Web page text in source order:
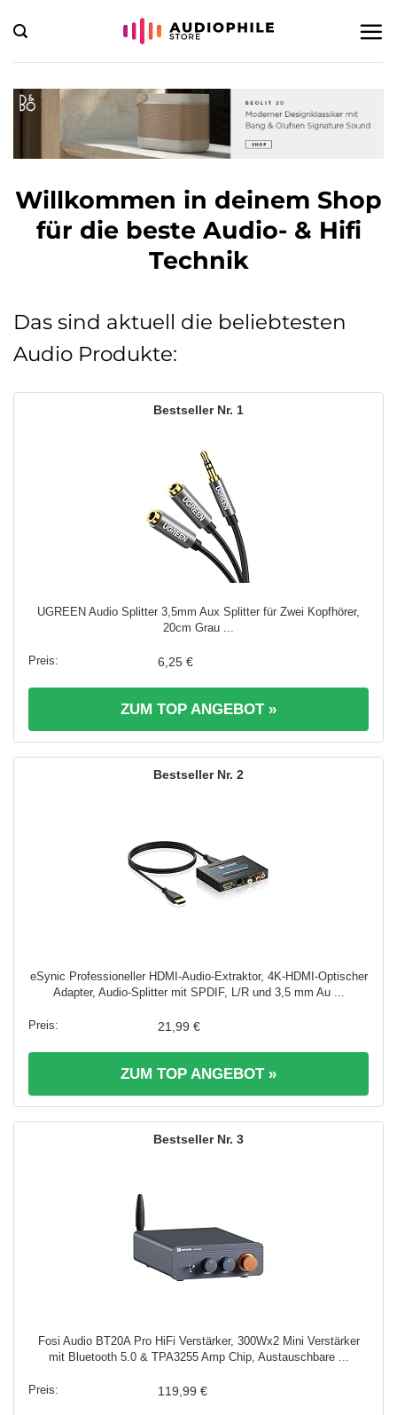
Inhalt
springen
Willkommen in deinem Shop
für die beste Audio- & Hifi
Technik
Das sind aktuell die beliebtesten
Audio Produkte:
1
UGREEN Audio Splitter 3,5mm Aux Splitter für Zwei Kopfhörer,
20cm Grau ...
6,25 €
ZUM TOP ANGEBOT »
2
eSynic Professioneller HDMI-Audio-Extraktor, 4K-HDMI-Optischer
Adapter, Audio-Splitter mit SPDIF, L/R und 3,5 mm Au ...
21,99 €
ZUM TOP ANGEBOT »
3
Fosi Audio BT20A Pro HiFi Verstärker, 300Wx2 Mini Verstärker
mit Bluetooth 5.0 & TPA3255 Amp Chip, Austauschbare ...
119,99 €